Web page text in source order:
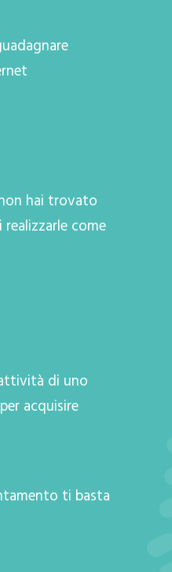
hai trovato
come
di uno
acquisire
ti basta